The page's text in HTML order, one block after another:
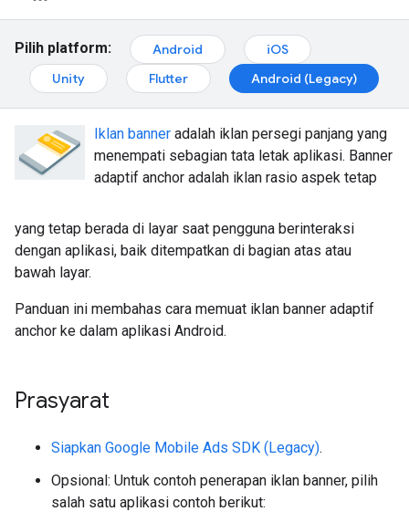
Pilih platform: Android
iOS
Unity
Flutter Android (Legacy)
Iklan banneradalah iklan persegi panjang yang
menempati sebagian tata letak aplikasi. Banner
adaptif anchor adalah iklan rasio aspek tetap
yang tetap berada di layar saat pengguna berinteraksi
dengan aplikasi, baik ditempatkan di bagian atas atau
bawah layar.
Panduan ini membahas cara memuat iklan banner adaptif
anchor ke dalam aplikasi Android.
Prasyarat
Siapkan Google Mobile Ads SDK (Legacy).
Opsional: Untuk contoh penerapan iklan banner, pilih
salah satu aplikasi contoh berikut: